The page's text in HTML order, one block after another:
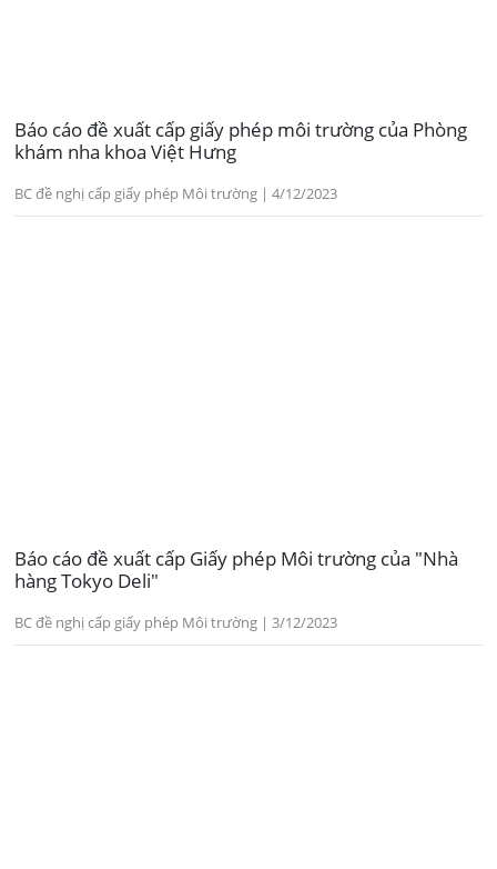
Báo cáo đề xuất cấp giấy phép môi trường của Phòng
khám nha khoa Việt Hưng
BC đề nghị cấp giấy phép Môi trường | 4/12/2023
Báo cáo đề xuất cấp Giấy phép Môi trường của "Nhà
hàng Tokyo Deli"
BC đề nghị cấp giấy phép Môi trường | 3/12/2023